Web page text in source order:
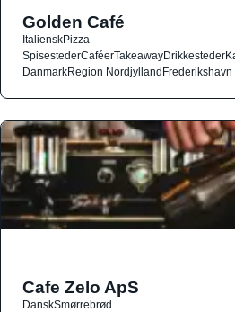
Golden Café
ItalienskPizza
SpisestederCaféerTakeawayDrikkesteder
DanmarkRegion NordjyllandFrederikshavn
Cafe Zelo ApS
DanskSmørrebrød